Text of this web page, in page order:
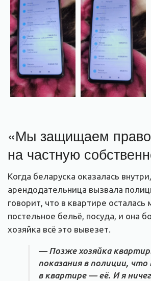
«Мы защищаем право
на частную
Когда беларуска оказалась внутри,
арендодательница вызвала
говорит, что в квартире осталась
постельное бельё, посуда, и она
хозяйка всё это вывезет.
— Позже хозяйка
показания в полиции, что
в квартире — её. И я